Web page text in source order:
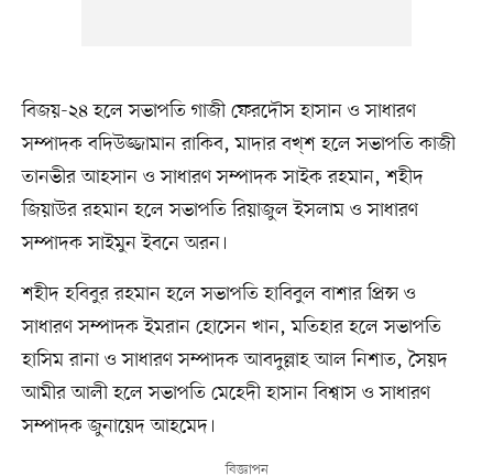
বিজয়-২৪ হলে সভাপতি গাজী ফেরদৌস হাসান ও সাধারণ
সম্পাদক বদিউজ্জামান রাকিব, মাদার বখ্শ হলে সভাপতি কাজী
তানভীর আহসান ও সাধারণ সম্পাদক সাইক রহমান, শহীদ
জিয়াউর রহমান হলে সভাপতি রিয়াজুল ইসলাম ও সাধারণ
সম্পাদক সাইমুন ইবনে অরন।
শহীদ হবিবুর রহমান হলে সভাপতি হাবিবুল বাশার প্রিন্স ও
সাধারণ সম্পাদক ইমরান হোসেন খান, মতিহার হলে সভাপতি
হাসিম রানা ও সাধারণ সম্পাদক আবদুল্লাহ আল নিশাত, সৈয়দ
আমীর আলী হলে সভাপতি মেহেদী হাসান বিশ্বাস ও সাধারণ
সম্পাদক জুনায়েদ আহমেদ।